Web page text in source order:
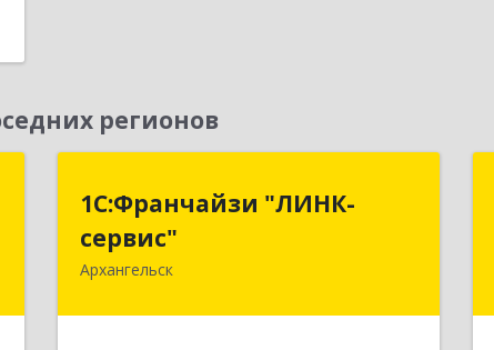
регионов
1С:Франчайзи "ЛИНК-
сервис"
Архангельск
1С:Франчайзи "ЛИНК-
сервис"